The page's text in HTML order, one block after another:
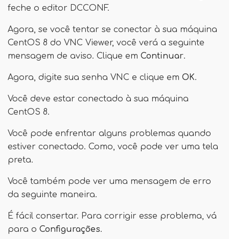
feche o editor DCCONF.
Agora, se você tentar se conectar à sua máquina
CentOS 8 do VNC Viewer, você verá a seguinte
mensagem de aviso. Clique em Continuar.
Agora, digite sua senha VNC e clique em OK.
Você deve estar conectado à sua máquina
CentOS 8.
Você pode enfrentar alguns problemas quando
estiver conectado. Como, você pode ver uma tela
preta.
Você também pode ver uma mensagem de erro
da seguinte maneira.
É fácil consertar. Para corrigir esse problema, vá
para o Configurações.